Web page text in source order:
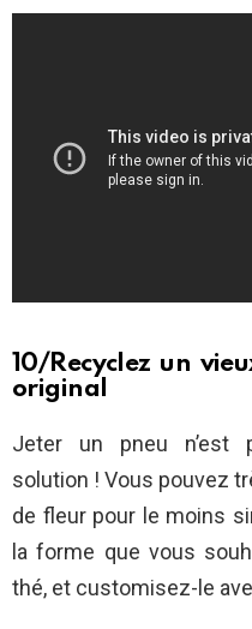
10/Recyclez un
original
Jeter un pneu n’est
solution ! Vous pouvez
de fleur pour le moins
la forme que vous
thé, et customisez-le